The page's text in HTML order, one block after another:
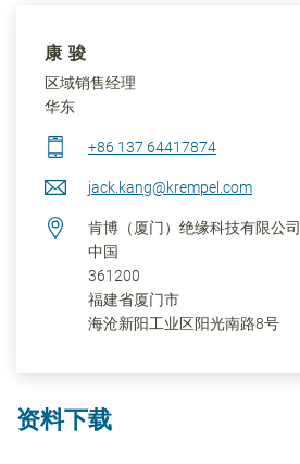
康 骏
区域销售经理
华东
+86 137 64417874
jack.kang@krempel.com
肯博（厦门）绝缘科技有限公司
中国
361200
福建省厦门市
海沧新阳工业区阳光南路8号
资料下载